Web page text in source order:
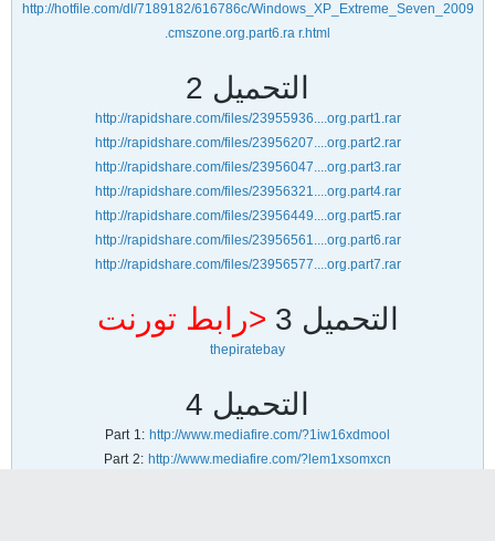
http://hotfile.com/dl/7189182/616786c/Windows_XP_Extreme_Seven_2009
.cmszone.org.part6.ra r.html
التحميل 2
http://rapidshare.com/files/23955936....org.part1.rar
http://rapidshare.com/files/23956207....org.part2.rar
http://rapidshare.com/files/23956047....org.part3.rar
http://rapidshare.com/files/23956321....org.part4.rar
http://rapidshare.com/files/23956449....org.part5.rar
http://rapidshare.com/files/23956561....org.part6.rar
http://rapidshare.com/files/23956577....org.part7.rar
التحميل 3 <رابط تورنت
thepiratebay
التحميل 4
Part 1:http://www.mediafire.com/?1iw16xdmool
Part 2:http://www.mediafire.com/?lem1xsomxcn